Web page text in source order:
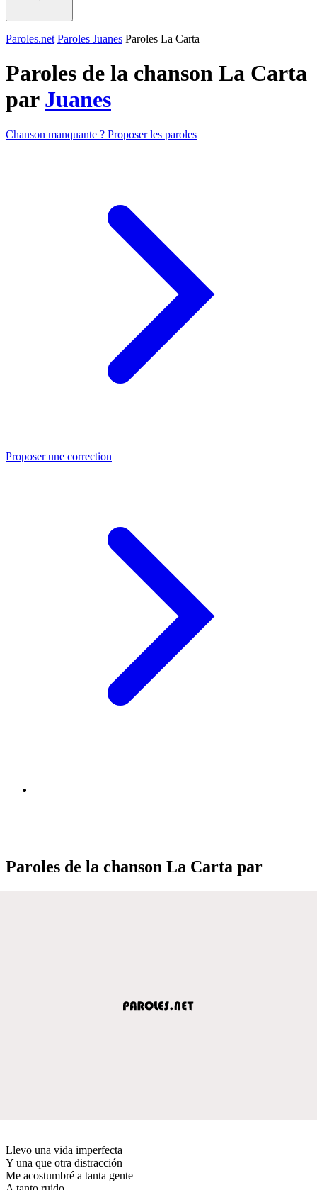
Paroles.net Paroles Juanes Paroles La Carta
Paroles de la chanson La Carta
par Juanes
Chanson manquante ? Proposer les paroles
Proposer une correction
Paroles de la chanson La Carta par
Llevo una vida imperfecta
Y una que otra distracción
Me acostumbré a tanta gente